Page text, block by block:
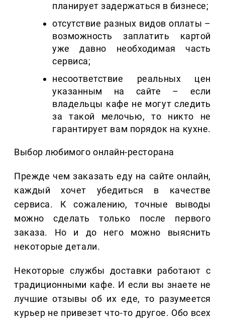
планирует задержаться в бизнесе;
отсутствие разных видов оплаты –
возможность заплатить картой
уже давно необходимая часть
сервиса;
несоответствие реальных цен
указанным на сайте – если
владельцы кафе не могут следить
за такой мелочью, то никто не
гарантирует вам порядок на кухне.
Выбор любимого онлайн-ресторана
Прежде чем заказать еду на сайте онлайн,
каждый хочет убедиться в качестве
сервиса. К сожалению, точные выводы
можно сделать только после первого
заказа. Но и до него можно выяснить
некоторые детали.
Некоторые службы доставки работают с
традиционными кафе. И если вы знаете не
лучшие отзывы об их еде, то разумеется
курьер не привезет что-то другое. Обо всех